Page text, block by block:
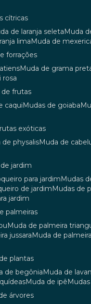
cítricas
de laranja seleta muda
lima muda de
forrações
muda de grama
rosa
de frutas
caqui mudas de goiaba
exóticas
de physalis muda de
de jardim
para jardim
mudas
de jardim mudas
jardim
palmeiras
muda de palmeira
jussara muda de
de plantas
de begônia muda de
muda de ipê
de árvores